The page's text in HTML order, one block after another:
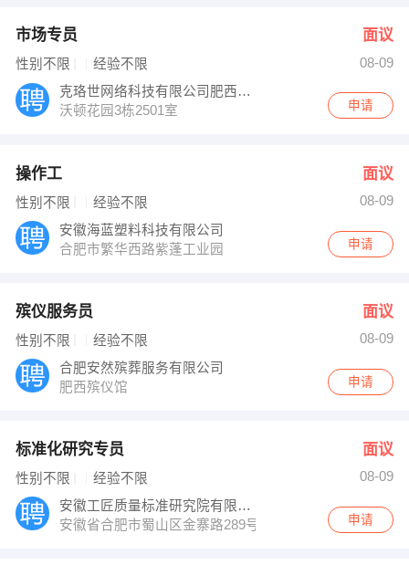
市场专员 面议
性别不限 经验不限
08-09
克珞世网络科技有限公司肥西服务中心
沃顿花园3栋2501室
申请
操作工 面议
性别不限 经验不限
08-09
安徽海蓝塑料科技有限公司
合肥市繁华西路紫蓬工业园
申请
殡仪服务员 面议
性别不限 经验不限
08-09
合肥安然殡葬服务有限公司
肥西殡仪馆
申请
标准化研究专员 面议
性别不限 经验不限
08-09
安徽工匠质量标准研究院有限公司
安徽省合肥市蜀山区金寨路289号
申请